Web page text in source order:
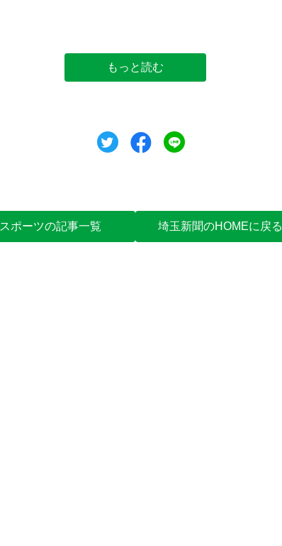
もっと読む
ツイートシェア
スポーツの記事一覧 埼玉新聞のHOMEに戻る